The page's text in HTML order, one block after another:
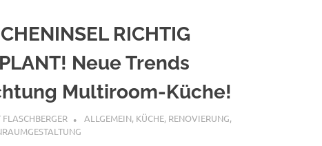
RICHTIG
Neue Trends
Multiroom-Küche!
2021
FLASCHBERGER ALLGEMEIN, KÜCHE, RENOVIERUNG,